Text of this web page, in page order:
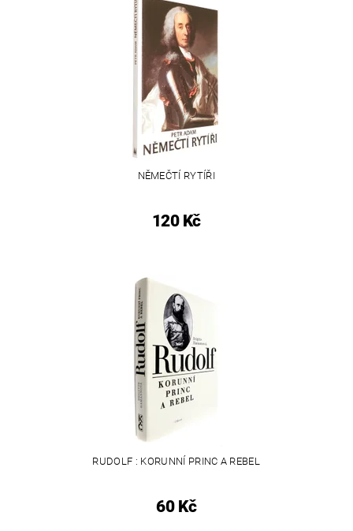
NĚMEČTÍ RYTÍŘI
120 Kč
RUDOLF : KORUNNÍ PRINC A REBEL
60 Kč